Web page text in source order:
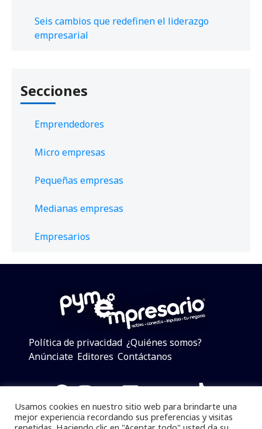
Seis cambios que redefinen el liderazgo
empresarial
Secciones
Emprendedores
Micro empresas
Pequeñas empresas
Medianas empresas
Empresarios
Política de privacidad ¿Quiénes somos?
Anúnciate Editores Contáctanos
Facebook
Instagram
Twitter
LinkedIn
Telegram
YouTube
TikTok
Usamos cookies en nuestro sitio web para brindarte una
mejor experiencia recordando sus preferencias y visitas